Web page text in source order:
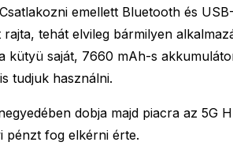
emellett Bluetooth és
tehát elvileg bármilyen
kütyü saját, 7660 mAh-s
tudjuk használni.
dobja majd piacra az 5G
pénzt fog elkérni érte.